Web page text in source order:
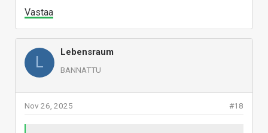
Vastaa
L
Lebensraum
BANNATTU
#18
Nov 26, 2025